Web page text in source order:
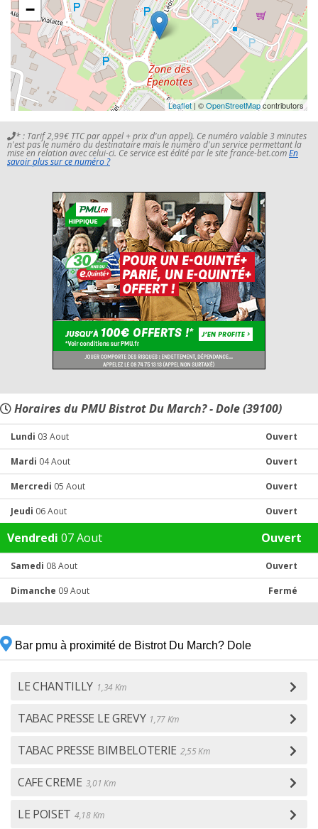
−
Leaflet| ©OpenStreetMapcontributors
* : Tarif 2,99€ TTC par appel + prix d'un appel). Ce numéro valable 3 minutes
n'est pas le numéro du destinataire mais le numéro d'un service permettant la
mise en relation avec celui-ci. Ce service est édité par le site france-bet.comEn
savoir plus sur ce numéro ?
Horaires du PMU Bistrot Du March? - Dole (39100)
Lundi 03 Aout Ouvert
Mardi 04 Aout Ouvert
Mercredi 05 Aout Ouvert
Jeudi 06 Aout Ouvert
Vendredi 07 Aout Ouvert
Samedi 08 Aout Ouvert
Dimanche 09 Aout Fermé
Bar pmu à proximité de Bistrot Du March? Dole
LE CHANTILLY 1,34 Km
TABAC PRESSE LE GREVY 1,77 Km
TABAC PRESSE BIMBELOTERIE 2,55 Km
CAFE CREME 3,01 Km
LE POISET 4,18 Km